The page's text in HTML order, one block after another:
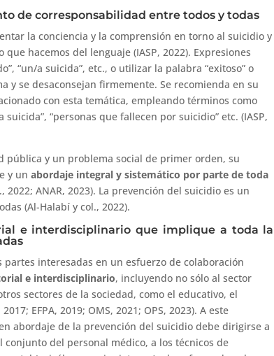
de corresponsabilidad entre todos y todas
la conciencia y la comprensión en torno al suicidio y
hacemos del lenguaje (IASP, 2022). Expresiones
“un/a suicida”, etc., o utilizar la palabra “exitoso” o
y se desaconsejan firmemente. Se recomienda en su
con esta temática, empleando términos como
“personas que fallecen por suicidio” etc. (IASP,
pública y un problema social de primer orden, su
y unabordaje integral y sistemático por parte de toda
2022; ANAR, 2023). La prevención del suicidio es un
(Al-Halabí y col., 2022).
e interdisciplinario que implique a toda la
interesadas en un esfuerzo de colaboración
e interdisciplinario, incluyendo no sólo al sector
sectores de la sociedad, como el educativo, el
EFPA, 2019; OMS, 2021; OPS, 2023). A este
abordaje de la prevención del suicidio debe dirigirse a
del personal médico, a los técnicos de